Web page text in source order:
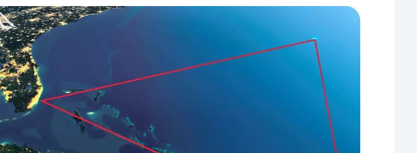
کارول آ دیرینگ
فانوس دریایی ایزاک
دیگر حوادث مثلث برمودا
مثلث برمودا؛ بررسی نظریه های مختلف درباره ناپدید شدن ها
نظریات علمی دانشمندان در مورد مثلث برمودا
حقایق ناگفته مثلث برمودا؛ آنچه باید بدانید